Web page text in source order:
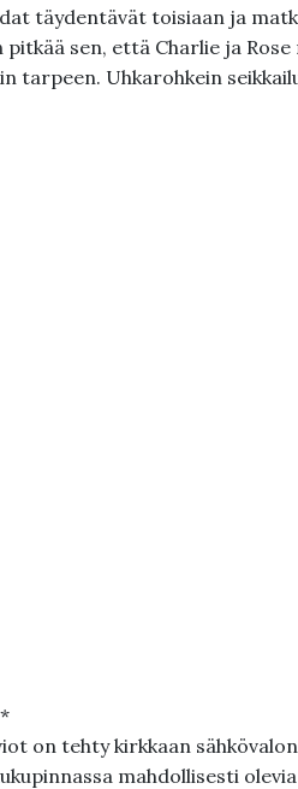
täydentävät toisiaan ja
sen, että Charlie ja
tarpeen. Uhkarohkein
on tehty kirkkaan
mahdollisesti